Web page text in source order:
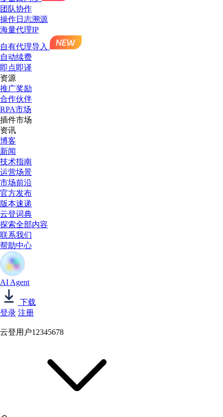
团队协作
操作日志溯源
海量代理IP
自有代理导入
自动续费
即点即译
资源
推广奖励
合作伙伴
RPA市场
插件市场
资讯
博客
新闻
技术指南
运营场景
市场前沿
官方发布
版本速递
云登词典
探索全部内容
联系我们
帮助中心
AI Agent
下载
登录 注册
云登用户12345678